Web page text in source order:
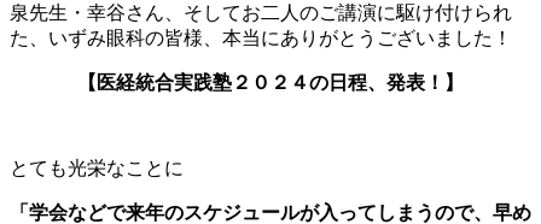
泉先生・幸谷さん、そしてお二人のご講演に駆け付けられ
た、いずみ眼科の皆様、本当にありがとうございました！
【医経統合実践塾２０２４の日程、発表！】
とても光栄なことに
「学会などで来年のスケジュールが入ってしまうので、早め